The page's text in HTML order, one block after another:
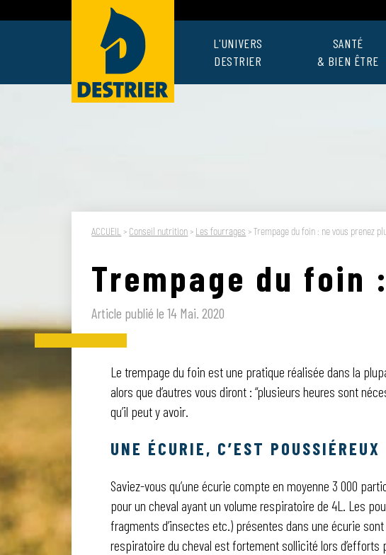
L'UNIVERS
DESTRIER
SANTÉ
& BIEN ÊTRE
ACCUEIL > Conseil nutrition > Les fourrages >Trempage du foin : ne vous prenez
Trempage du foin
Article publié le 14 Mai. 2020
Le trempage du foin est une pratique réalisée dans la
alors que d’autres vous diront : “plusieurs heures sont
qu’il peut y avoir.
UNE ÉCURIE, C’EST POUSSIÉREUX
Saviez-vous qu’une écurie compte en moyenne 3 000
pour un cheval ayant un volume respiratoire de 4L. Les
fragments d’insectes etc.) présentes dans une écurie
respiratoire du cheval est fortement sollicité lors d’efforts